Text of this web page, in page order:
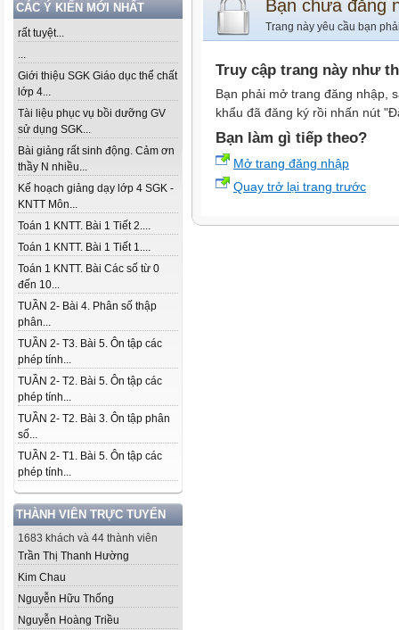
CÁC Ý KIẾN MỚI NHẤT
rất tuyệt...
...
Giới thiệu SGK Giáo dục thể chất
lớp 4...
Tài liệu phục vụ bồi dưỡng GV
sử dụng SGK...
Bài giảng rất sinh động. Cảm ơn
thầy N nhiều...
Kế hoạch giảng dạy lớp 4 SGK -
KNTT Môn...
Toán 1 KNTT. Bài 1 Tiết 2....
Toán 1 KNTT. Bài 1 Tiết 1....
Toán 1 KNTT. Bài Các số từ 0
đến 10...
TUẦN 2- Bài 4. Phân số thập
phân...
TUẦN 2- T3. Bài 5. Ôn tập các
phép tính...
TUẦN 2- T2. Bài 5. Ôn tập các
phép tính...
TUẦN 2- T2. Bài 3. Ôn tập phân
số...
TUẦN 2- T1. Bài 5. Ôn tập các
phép tính...
THÀNH VIÊN TRỰC TUYẾN
1683 khách và 44 thành viên
Trần Thị Thanh Hường
Kim Chau
Nguyễn Hữu Thống
Nguyễn Hoàng Triều
Bạn chưa đăng
Trang này yêu cầu bạn
Truy cập trang này như
Bạn phải mở trang đăng nhập,
khẩu đã đăng ký rồi nhấn nút
Bạn làm gì tiếp theo?
Mở trang đăng nhập
Quay trở lại trang trước